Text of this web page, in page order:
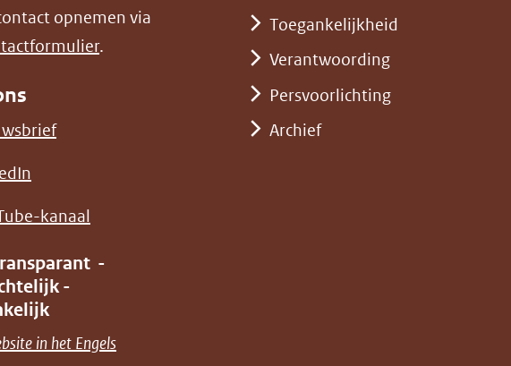
opnemen via
.
(opent
venster)
naar
website)
nieuw
venster)
(verwijst
naar
een
kanaal
nieuw
naar
-
-
in het Engels(opent
Toegankelijkheid
Verantwoording
Persvoorlichting
Archief